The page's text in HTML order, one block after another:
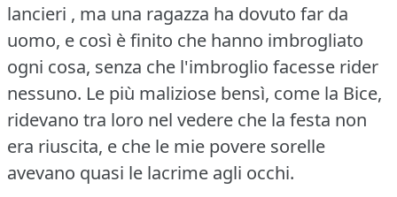
lancieri , ma una ragazza ha dovuto far da
uomo, e così è finito che hanno imbrogliato
ogni cosa, senza che l'imbroglio facesse rider
nessuno. Le più maliziose bensì, come la Bice,
ridevano tra loro nel vedere che la festa non
era riuscita, e che le mie povere sorelle
avevano quasi le lacrime agli occhi.